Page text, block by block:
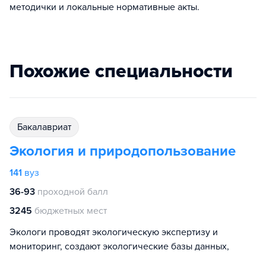
методички и локальные нормативные акты.
Похожие специальности
бакалавриат
Экология и природопользование
141 вуз
36-93 проходной балл
3245 бюджетных мест
Экологи проводят экологическую экспертизу и
мониторинг, создают экологические базы данных,